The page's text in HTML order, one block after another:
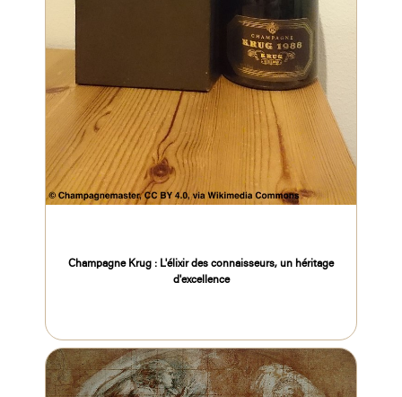
Champagne Krug : L'élixir des connaisseurs, un héritage
d'excellence